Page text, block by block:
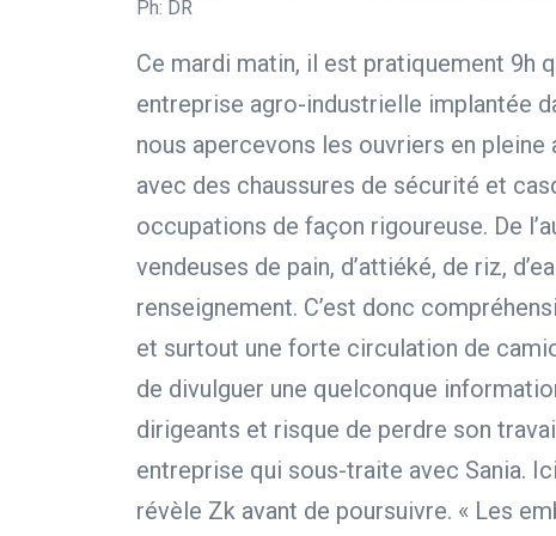
Ph: DR
Ce mardi matin, il est pratiquement 9h
entreprise agro-industrielle implantée
nous apercevons les ouvriers en
avec des chaussures de sécurité et
occupations de façon rigoureuse. De
vendeuses de pain, d’attiéké, de riz,
renseignement. C’est donc
et surtout une forte circulation de
de divulguer une quelconque
dirigeants et risque de perdre son
entreprise qui sous-traite avec Sania.
révèle Zk avant de poursuivre. « Les